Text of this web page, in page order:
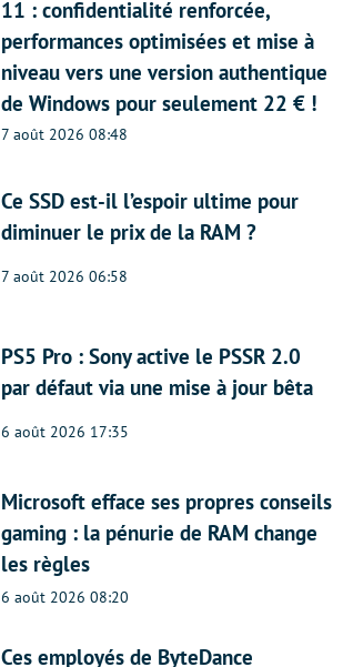
11 : confidentialité renforcée,
performances optimisées et mise à
niveau vers une version authentique
de Windows pour seulement 22 € !
7 août 2026 08:48
Ce SSD est-il l’espoir ultime pour
diminuer le prix de la RAM ?
7 août 2026 06:58
PS5 Pro : Sony active le PSSR 2.0
par défaut via une mise à jour bêta
6 août 2026 17:35
Microsoft efface ses propres conseils
gaming : la pénurie de RAM change
les règles
6 août 2026 08:20
Ces employés de ByteDance